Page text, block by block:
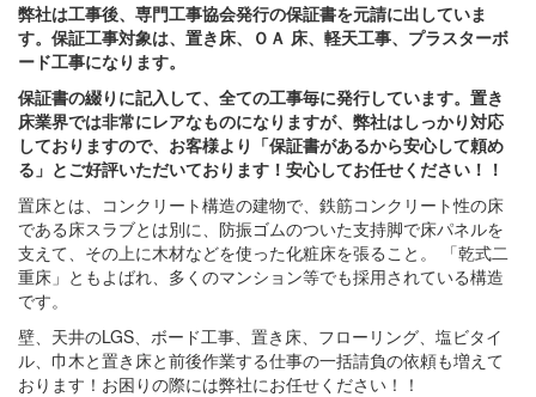
弊社は工事後、専門工事協会発行の保証書を元請に出していま
す。保証工事対象は、置き床、ＯＡ 床、軽天工事、プラスターボ
ード工事になります。
保証書の綴りに記入して、全ての工事毎に発行しています。置き
床業界では非常にレアなものになりますが、弊社はしっかり対応
しておりますので、お客様より「保証書があるから安心して頼め
る」とご好評いただいております！安心してお任せください！！
置床とは、コンクリート構造の建物で、鉄筋コンクリート性の床
である床スラブとは別に、防振ゴムのついた支持脚で床パネルを
支えて、その上に木材などを使った化粧床を張ること。 「乾式二
重床」ともよばれ、多くのマンション等でも採用されている構造
です。
壁、天井のLGS、ボード工事、置き床、フローリング、塩ビタイ
ル、巾木と置き床と前後作業する仕事の一括請負の依頼も増えて
おります！お困りの際には弊社にお任せください！！